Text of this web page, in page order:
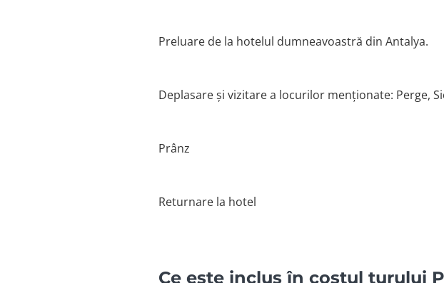
Preluare de la hotelul dumneavoastră din Antalya.
Deplasare și vizitare a locurilor menționate: Perge,
Prânz
Returnare la hotel
Ce este inclus în costul turului